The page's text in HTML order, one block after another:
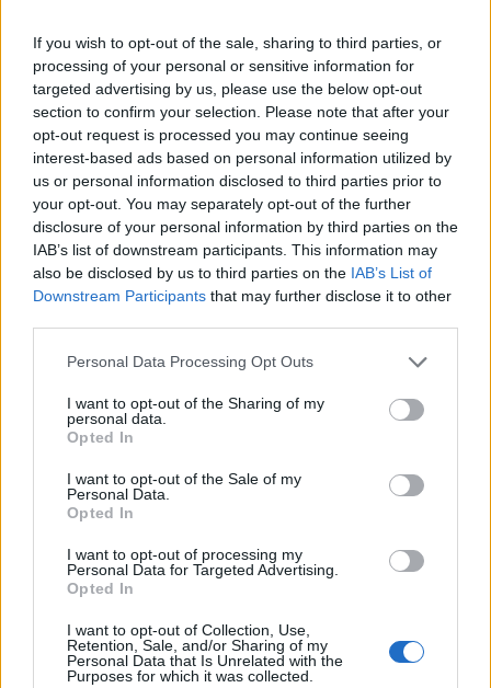
If you wish to opt-out of the sale, sharing to third parties, or
processing of your personal or sensitive information for
targeted advertising by us, please use the below opt-out
section to confirm your selection. Please note that after your
opt-out request is processed you may continue seeing
interest-based ads based on personal information utilized by
us or personal information disclosed to third parties prior to
your opt-out. You may separately opt-out of the further
disclosure of your personal information by third parties on the
IAB’s list of downstream participants. This information may
also be disclosed by us to third parties on the IAB’s List of
Downstream Participants that may further disclose it to other
Personal Data Processing Opt Outs
I want to opt-out of the Sharing of my
personal data.
Opted In
I want to opt-out of the Sale of my
Personal Data.
Opted In
I want to opt-out of processing my
Personal Data for Targeted Advertising.
Opted In
I want to opt-out of Collection, Use,
Retention, Sale, and/or Sharing of my
Personal Data that Is Unrelated with the
Purposes for which it was collected.
Natashi Elockovej, ktorej bolo 39 rokov. Tá uviazla v
horiacom byte aj so svojou malou dcérkou. Mnoho ľudí
by spanikárilo, ale ona si zachovala chladnú hlavu. Kvôli
dymu a ohňu sa nemohla dostať na chodbu a utiecť. Jej
jediným útočiskom bol jej byt.
Okamžite zavolala hasičom, čo má robiť. Tí jej dávali
cez mobil inštrukcie, čo má robiť aby sa zachránila.
Povedali jej, aby išla okamžite do kúpeľne a vytopila ju.
Ihneď zapla všetky kohútiky s vodou, aby udržala celú
hodine sa k nej dostali aj miestny hasiči a jej dieťa,
priateľa a ju zachránili. Ak budete aj vy v podobnej
pomôže vám voda a ukryť sa v najchladnejšej
miestnosti.
metro.co.uk
Prečítajte si aj
Dôverujte si, rozprávajte sa a užívajte si: 6 tipov, ako mať z intímneho
S
e
a
r
c
h
f
o
r
: